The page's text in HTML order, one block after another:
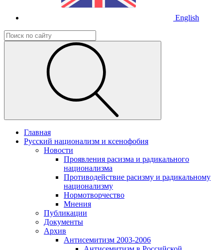
English
Главная
Русский национализм и ксенофобия
Новости
Проявления расизма и радикального
национализма
Противодействие расизму и радикальному
национализму
Нормотворчество
Мнения
Публикации
Документы
Архив
Антисемитизм 2003-2006